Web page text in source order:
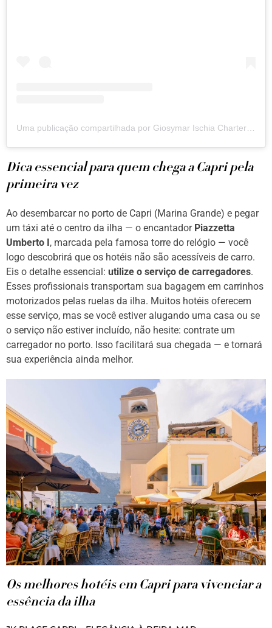
Uma publicação compartilhada por Giosymar Ischia Charter (@giosymarischiacharter)
Dica essencial para quem chega a Capri pela
primeira vez
Ao desembarcar no porto de Capri (Marina Grande) e pegar
um táxi até o centro da ilha — o encantador Piazzetta
Umberto I , marcada pela famosa torre do relógio — você
logo descobrirá que os hotéis não são acessíveis de carro.
Eis o detalhe essencial: utilize o serviço de carregadores.
Esses profissionais transportam sua bagagem em carrinhos
motorizados pelas ruelas da ilha. Muitos hotéis oferecem
esse serviço, mas se você estiver alugando uma casa ou se
o serviço não estiver incluído, não hesite: contrate um
carregador no porto. Isso facilitará sua chegada — e tornará
sua experiência ainda melhor.
Os melhores hotéis em Capri para vivenciar a
essência da ilha